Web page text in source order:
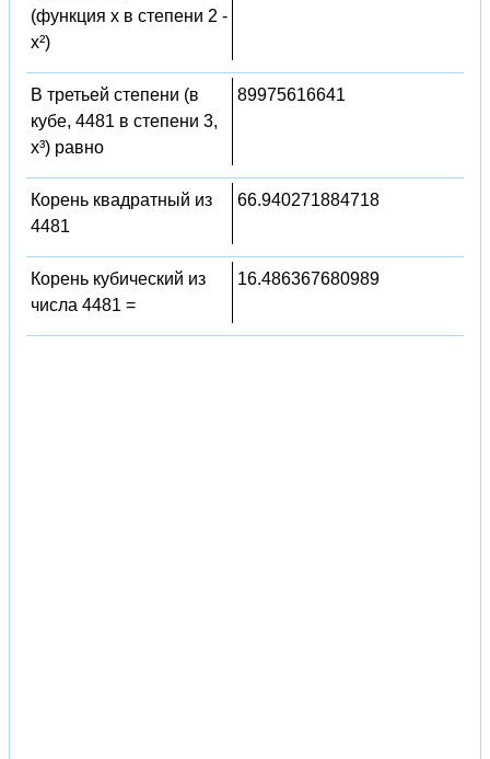
(функция x в степени 2 -
x²)
В третьей степени (в
кубе, 4481 в степени 3,
x³) равно
89975616641
Корень квадратный из
4481
66.940271884718
Корень кубический из
числа 4481 =
16.486367680989